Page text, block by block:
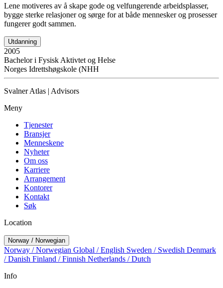
Lene motiveres av å skape gode og velfungerende arbeidsplasser,
bygge sterke relasjoner og sørge for at både mennesker og prosesser
fungerer godt sammen.
Utdanning
2005
Bachelor i Fysisk Aktivtet og Helse
Norges Idrettshøgskole (NHH
Svalner Atlas | Advisors
Meny
Tjenester
Bransjer
Menneskene
Nyheter
Om oss
Karriere
Arrangement
Kontorer
Kontakt
Søk
Location
Norway / Norwegian
Norway / Norwegian Global / English Sweden / Swedish Denmark
/ Danish Finland / Finnish Netherlands / Dutch
Info